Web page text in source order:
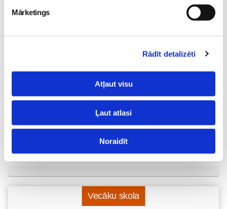
Mārketings
Rādīt detalizēti
Atļaut visu
Ļaut atlasi
Noraidīt
23. May 09:55
Vecāku skola